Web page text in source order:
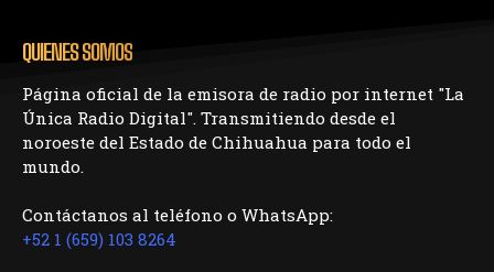
QUIENES SOMOS
Página oficial de la emisora de radio por internet "La
Única Radio Digital". Transmitiendo desde el
noroeste del Estado de Chihuahua para todo el
mundo.
Contáctanos al teléfono o WhatsApp:
+52 1 (659) 103 8264